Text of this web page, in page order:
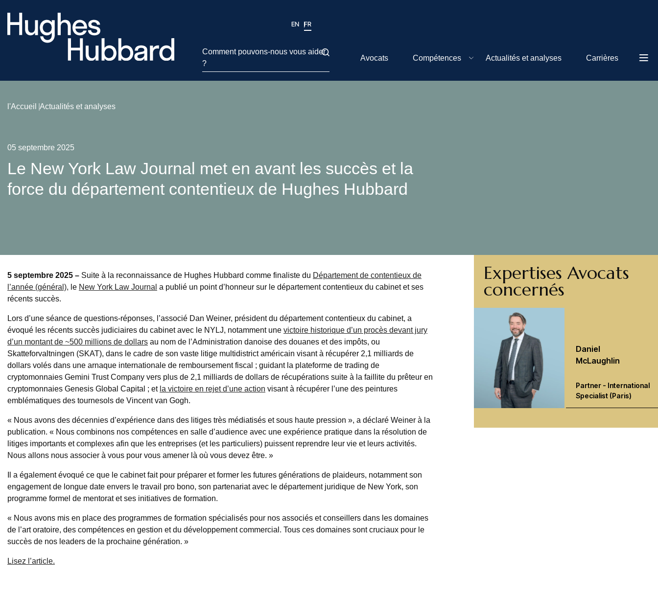
EN FR
Comment pouvons-nous vous aider
?
Avocats Compétences Actualités et analyses Carrières
l'Accueil Actualités et analyses
05 septembre 2025
Le New York Law Journal met en avant les succès et la
force du département contentieux de Hughes Hubbard
5 septembre 2025 – Suite à la reconnaissance de Hughes Hubbard comme finaliste du Département de contentieux de
l’année (général), le New York Law Journal a publié un point d’honneur sur le département contentieux du cabinet et ses
récents succès.
Lors d’une séance de questions-réponses, l’associé Dan Weiner, président du département contentieux du cabinet, a
évoqué les récents succès judiciaires du cabinet avec le NYLJ, notamment une victoire historique d’un procès devant jury
d’un montant de ~500 millions de dollars au nom de l’Administration danoise des douanes et des impôts, ou
Skatteforvaltningen (SKAT), dans le cadre de son vaste litige multidistrict américain visant à récupérer 2,1 milliards de
dollars volés dans une arnaque internationale de remboursement fiscal ; guidant la plateforme de trading de
cryptomonnaies Gemini Trust Company vers plus de 2,1 milliards de dollars de récupérations suite à la faillite du prêteur en
cryptomonnaies Genesis Global Capital ; et la victoire en rejet d’une action visant à récupérer l’une des peintures
emblématiques des tournesols de Vincent van Gogh.
« Nous avons des décennies d’expérience dans des litiges très médiatisés et sous haute pression », a déclaré Weiner à la
publication. « Nous combinons nos compétences en salle d’audience avec une expérience pratique dans la résolution de
litiges importants et complexes afin que les entreprises (et les particuliers) puissent reprendre leur vie et leurs activités.
Nous allons nous associer à vous pour vous amener là où vous devez être. »
Il a également évoqué ce que le cabinet fait pour préparer et former les futures générations de plaideurs, notamment son
engagement de longue date envers le travail pro bono, son partenariat avec le département juridique de New York, son
programme formel de mentorat et ses initiatives de formation.
« Nous avons mis en place des programmes de formation spécialisés pour nos associés et conseillers dans les domaines
de l’art oratoire, des compétences en gestion et du développement commercial. Tous ces domaines sont cruciaux pour le
succès de nos leaders de la prochaine génération. »
Lisez l’article.
Expertises Avocats
concernés
Daniel
McLaughlin
Partner - International
Specialist (Paris)